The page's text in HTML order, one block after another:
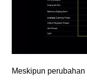
Meskipun